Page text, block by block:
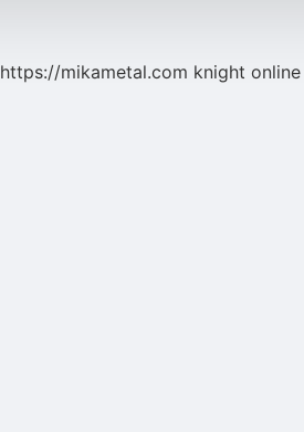
https://mikametal.com knight online